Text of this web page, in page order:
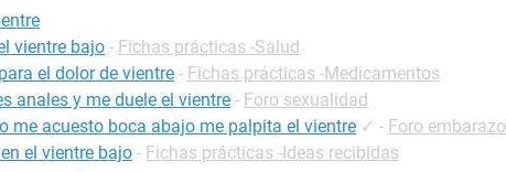
vientre bajo - Fichas prácticas -Salud
el dolor de vientre - Fichas prácticas -Medicamentos
anales y me duele el vientre - Foro sexualidad
me acuesto boca abajo me palpita el vientre ✓ - Foro embarazo
el vientre bajo - Fichas prácticas -Ideas recibidas